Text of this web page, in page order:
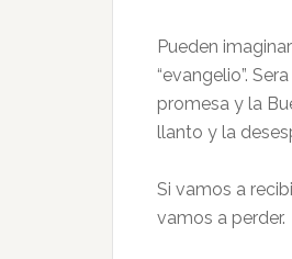
Pueden
“evangelio”.
promesa y la
llanto y la
Si vamos a
vamos a perder.